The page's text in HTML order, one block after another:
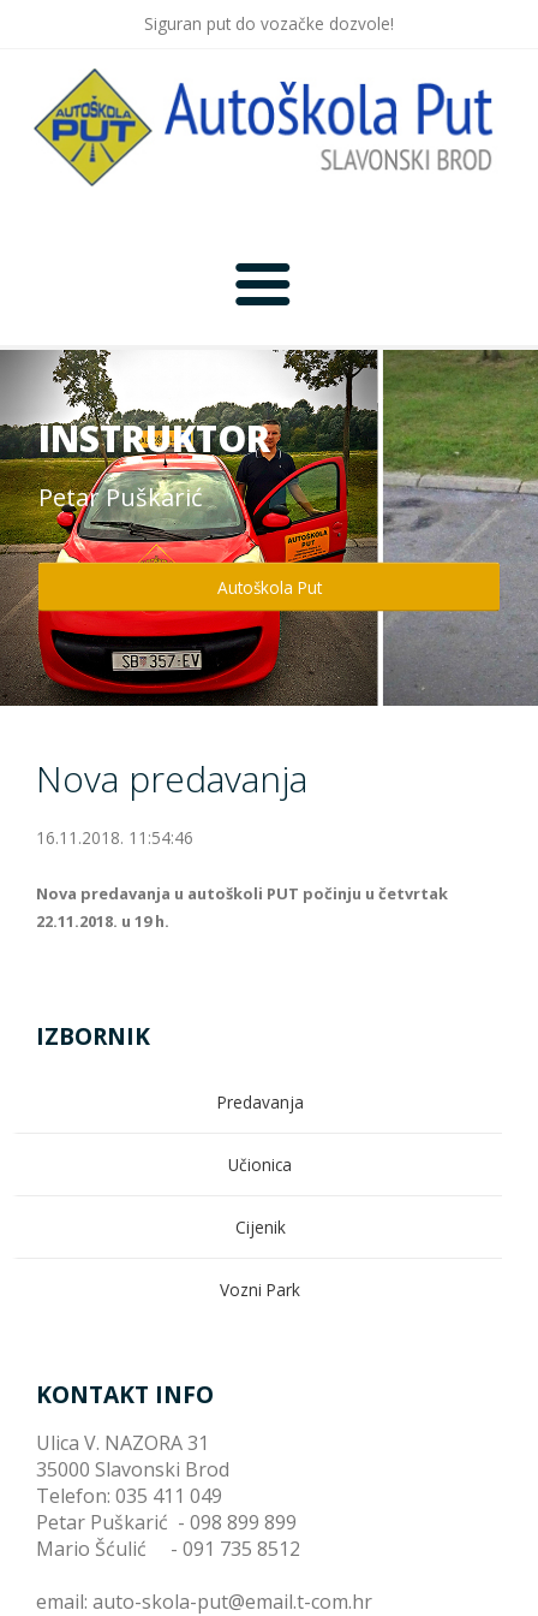
Siguran put do vozačke dozvole!
Početna
Novosti
Lokacija
Info
Kontakt
INSTRUKTOR
Petar Puškarić
Autoškola Put
Nova predavanja
16.11.2018. 11:54:46
Nova predavanja u autoškoli PUT počinju u četvrtak
22.11.2018. u 19 h.
IZBORNIK
Predavanja
Učionica
Cijenik
Vozni Park
KONTAKT INFO
Ulica V. NAZORA 31
35000 Slavonski Brod
Telefon: 035 411 049
Petar Puškarić - 098 899 899
Mario Šćulić - 091 735 8512
email: auto-skola-put@email.t-com.hr